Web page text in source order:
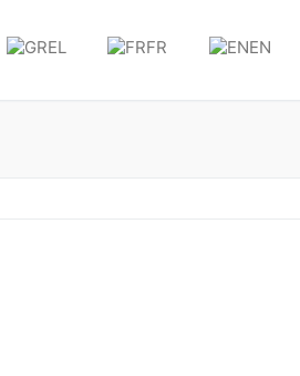
EL FR EN